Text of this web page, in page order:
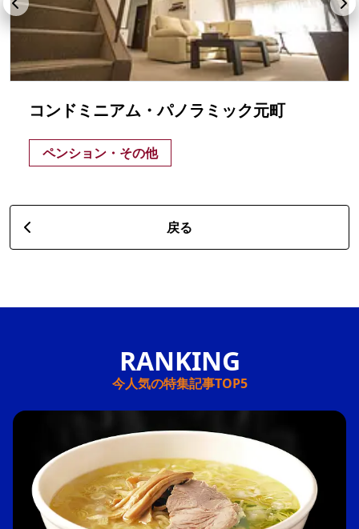
コンドミニアム・パノラミック元町
ペンション・その他
戻る
今人気の特集記事TOP5